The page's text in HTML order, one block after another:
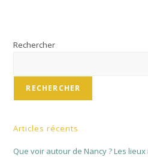
Rechercher
RECHERCHER
Articles récents
Que voir autour de Nancy ? Les